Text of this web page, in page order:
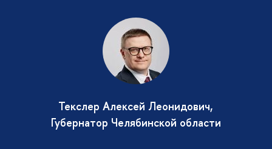
Текслер Алексей Леонидович,
Губернатор Челябинской области